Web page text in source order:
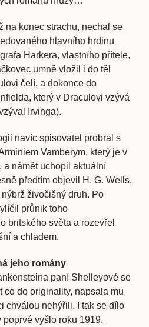
na konec strachu, nechal se
hlavního hrdinu
Harkera, vlastního přítele,
umně vložil i do těl
čelí, a dokonce do
který v Draculovi vzývá
Irvinga).
navíc spisovatel probral s
Vamberym, který je v
a námět uchopil aktuální
předtím objevil H. G. Wells,
živočišný druh. Po
průnik toho
britského světa a rozevřel
a chladem.
jeho romány
paní Shelleyové se
co do originality, napsala mu
chválou nehýřili. I tak se dílo
vyšlo roku 1919.